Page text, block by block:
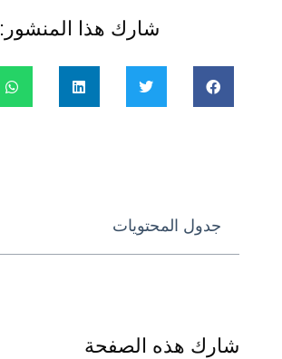
شارك هذا المنشور:
جدول المحتويات
شارك هذه الصفحة